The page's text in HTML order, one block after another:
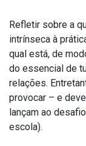
Refletir sobre a
intrínseca à
qual está, de
do essencial de
relações.
provocar – e
lançam ao
escola).